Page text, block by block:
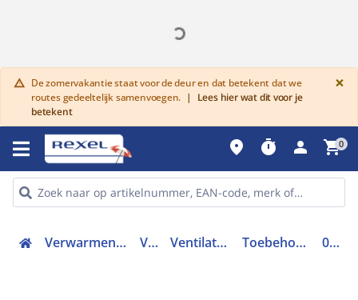
warning De zomervakantie staat voor de deur en dat betekent dat we
routes gedeeltelijk samenvoegen. |
Lees hier wat dit voor je
betekent
×
place timer person shopping_cart0
Verwarmen, Koelen en Ventileren Ventilatie Ventilatoren toebehoren Toebehoren voor ventilator 04-00160